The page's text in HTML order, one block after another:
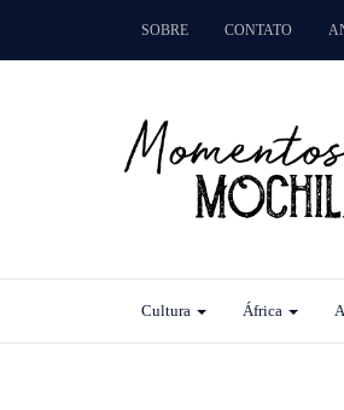
SOBRE CONTATO
Cultura África